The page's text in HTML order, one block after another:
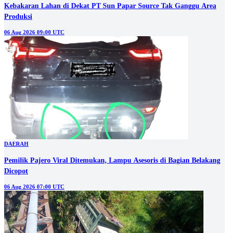
Kebakaran Lahan di Dekat PT Sun Papar Source Tak Ganggu Area
Produksi
06 Aug 2026 09:00 UTC
DAERAH
Pemilik Pajero Viral Ditemukan, Lampu Asesoris di Bagian Belakang
Dicopot
06 Aug 2026 07:00 UTC